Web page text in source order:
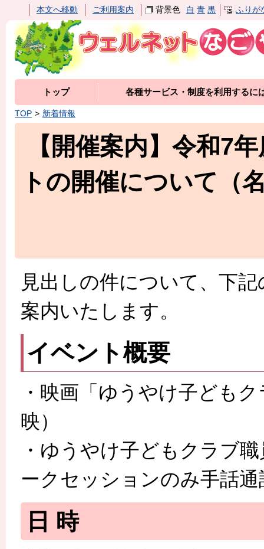
本文へ移動 ご利用案内 背景色 白 青 黒 ふりが
トップ 各種サービス・制度を利用するに
TOP 新着情報
【開催案内】令和7
トの開催について（
見出しの件について、下
案内いたします。
イベント概要
・映画「ゆうやけ子ども
映）
・ゆうやけ子どもクラブ
ークセッションのみ手話
日 時